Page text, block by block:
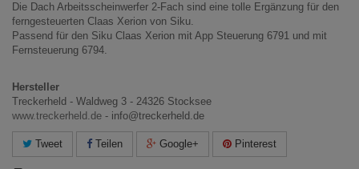
Die Dach Arbeitsscheinwerfer 2-Fach sind eine tolle Ergänzung für den
ferngesteuerten Claas Xerion von Siku.
Passend für den Siku Claas Xerion mit App Steuerung 6791 und mit
Fernsteuerung 6794.
Hersteller
Treckerheld - Waldweg 3 - 24326 Stocksee
www.treckerheld.de - info@treckerheld.de
Tweet Teilen Google+ Pinterest